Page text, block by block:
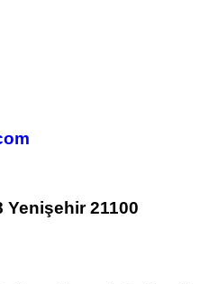
Yenişehir 21100